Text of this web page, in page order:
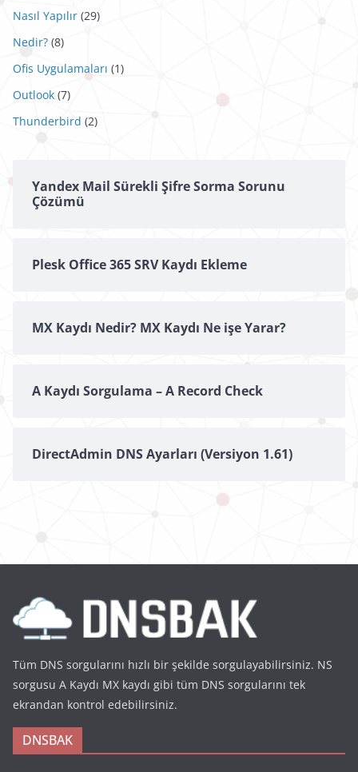
Nasıl Yapılır (29)
Nedir? (8)
Ofis Uygulamaları (1)
Outlook (7)
Thunderbird (2)
Yandex Mail Sürekli Şifre Sorma Sorunu
Çözümü
Plesk Office 365 SRV Kaydı Ekleme
MX Kaydı Nedir? MX Kaydı Ne işe Yarar?
A Kaydı Sorgulama – A Record Check
DirectAdmin DNS Ayarları (Versiyon 1.61)
Tüm DNS sorgularını hızlı bir şekilde sorgulayabilirsiniz. NS
sorgusu A Kaydı MX kaydı gibi tüm DNS sorgularını tek
ekrandan kontrol edebilirsiniz.
DNSBAK